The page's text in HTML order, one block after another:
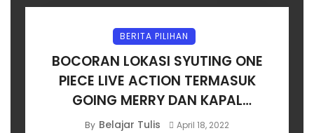
BERITA PILIHAN
BOCORAN LOKASI SYUTING ONE
PIECE LIVE ACTION TERMASUK
GOING MERRY DAN KAPAL
SHANKS!
By Belajar Tulis April 18, 2022